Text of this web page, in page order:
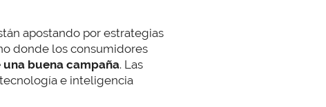
apostando por estrategias
donde los consumidores
buena campaña. Las
e inteligencia